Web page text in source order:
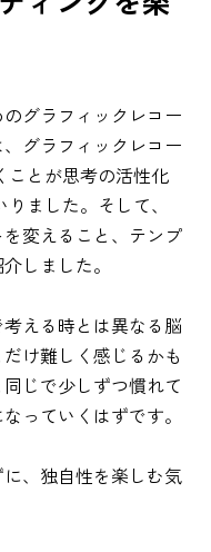
グラフィックレコー
グラフィックレコー
ことが思考の活性化
ました。そして、
変えること、テンプ
しました。
える時とは異なる脳
け難しく感じるかも
じで少しずつ慣れて
っていくはずです。
、独自性を楽しむ気